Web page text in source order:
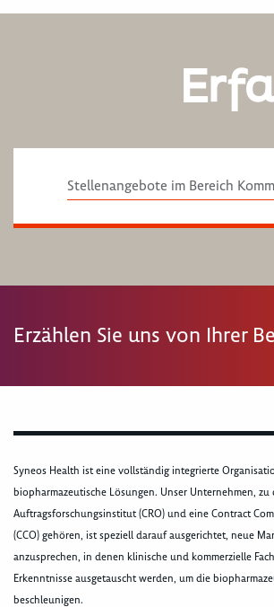
Stellenangebote im Bereich
Erzählen Sie uns von Ihrer
Syneos Health ist eine vollständig integrierte
biopharmazeutische Lösungen. Unser Unternehmen, zu
Auftragsforschungsinstitut (CRO) und eine Contract
(CCO) gehören, ist speziell darauf ausgerichtet, neue
anzusprechen, in denen klinische und kommerzielle
Erkenntnisse ausgetauscht werden, um die
beschleunigen.